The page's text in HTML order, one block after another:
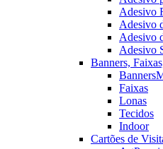
Adesivo
Adesivo
Adesivo
Adesivo
Banners,
Banners
Faixas
Lonas
Tecidos
Indoor
Cartões de